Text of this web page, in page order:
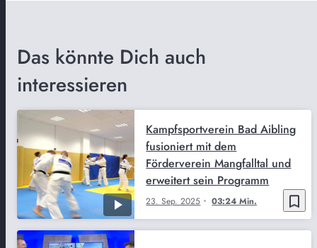
Das könnte Dich auch
interessieren
bookmark_border
23. Sep. 2025 03:24 Min.
Kampfsportverein Bad Aibling
fusioniert mit dem
Förderverein Mangfalltal und
erweitert sein Programm